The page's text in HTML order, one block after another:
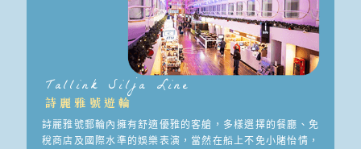
Tallink Silja Line
詩麗雅號遊輪
詩麗雅號郵輪內擁有舒適優雅的客艙，多樣選擇的餐廳、免
稅商店及國際水準的娛樂表演，當然在船上不免小賭怡情，